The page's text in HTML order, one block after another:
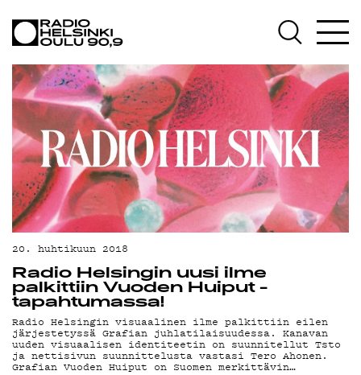
AJANKOHTAISTA
OHJELMAT
TEKIJÄT
ON-DEMAND
PODCAST
MAINOSTA
YHTEYSTIEDOT
G LIVELAB
YSTÄVÄKLUBI
TIETOSUOJA
20. huhtikuun 2018
Radio Helsingin uusi ilme
palkittiin Vuoden Huiput -
tapahtumassa!
Radio Helsingin visuaalinen ilme palkittiin eilen
järjestetyssä Grafian juhlatilaisuudessa. Kanavan
uuden visuaalisen identiteetin on suunnitellut Tsto
ja nettisivun suunnittelusta vastasi Tero Ahonen.
Grafian Vuoden Huiput on Suomen merkittävin…